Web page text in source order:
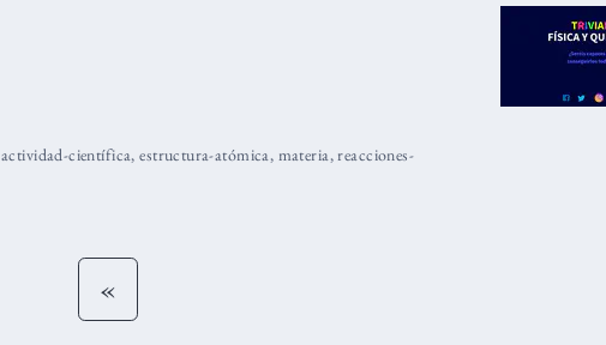
actividad-científica,estructura-atómica, materia,reacciones-
«